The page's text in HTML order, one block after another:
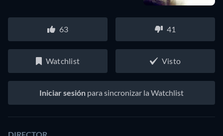
63 41
Watchlist Visto
Iniciar sesión para sincronizar la Watchlist
DIRECTOR